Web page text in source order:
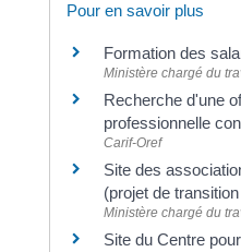
Pour en savoir plus
Formation des
Ministère chargé du
Recherche d'une
professionnelle
Carif-Oref
Site des
(projet de
Ministère chargé du
Site du Centre